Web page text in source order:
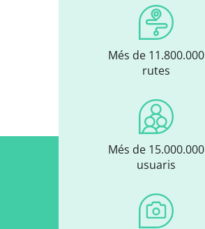
Més de 11.800.000
rutes
Més de 15.000.000
usuaris